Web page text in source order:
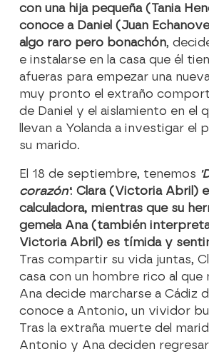
con una hija pequeña (Tania
conoce a Daniel (Juan
algo raro pero bonachón,
e instalarse en la casa que él
afueras para empezar una
muy pronto el extraño
de Daniel y el aislamiento en el
llevan a Yolanda a investigar el
su marido.
El 18 de septiembre, tenemos
corazón':Clara (Victoria Abril)
calculadora, mientras que su
gemela Ana (también
Victoria Abril) es tímida y
Tras compartir su vida juntas,
casa con un hombre rico al que
Ana decide marcharse a Cádiz
conoce a Antonio, un vividor
Tras la extraña muerte del
Antonio y Ana deciden regresar